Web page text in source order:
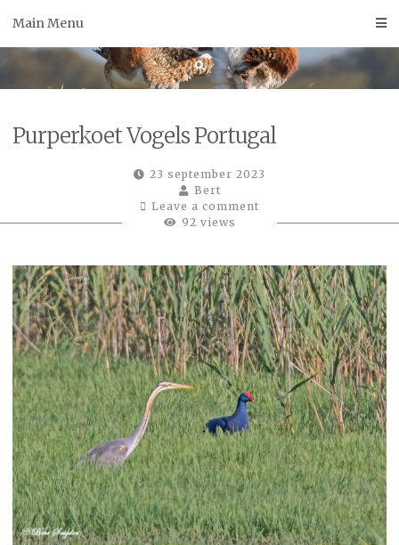
Main Menu
Purperkoet Vogels Portugal
23 september 2023
Bert
Leave a comment
92 views